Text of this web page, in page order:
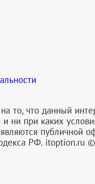
то, что данный
ни при каких
публичной
РФ. itoption.ru